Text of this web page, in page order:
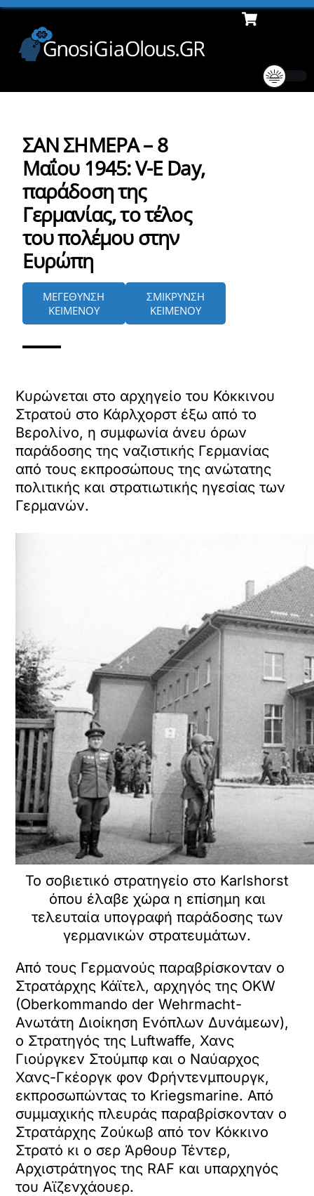
Skip
content
Cart
ΣΑΝ ΣΗΜΕΡΑ – 8
Μαΐου 1945: V-E Day,
παράδοση της
Γερμανίας, το τέλος
του πολέμου στην
Ευρώπη
ΜΕΓΕΘΥΝΣΗ
ΚΕΙΜΕΝΟΥ
ΣΜΙΚΡΥΝΣΗ
ΚΕΙΜΕΝΟΥ
Κυρώνεται στο αρχηγείο του Κόκκινου
Στρατού στο Κάρλχορστ έξω από το
Βερολίνο, η συμφωνία άνευ όρων
παράδοσης της ναζιστικής Γερμανίας
από τους εκπροσώπους της ανώτατης
πολιτικής και στρατιωτικής ηγεσίας των
Γερμανών.
To σοβιετικό στρατηγείο στο Karlshorst
όπου έλαβε χώρα η επίσημη και
τελευταία υπογραφή παράδοσης των
γερμανικών στρατευμάτων.
Από τους Γερμανούς παραβρίσκονταν ο
Στρατάρχης Κάϊτελ, αρχηγός της OKW
(Oberkommando der Wehrmacht-
Ανωτάτη Διοίκηση Ενόπλων Δυνάμεων),
ο Στρατηγός της Luftwaffe, Χανς
Γιούργκεν Στούμπφ και ο Ναύαρχος
Χανς-Γκέοργκ φον Φρήντενμπουργκ,
εκπροσωπώντας το Kriegsmarine. Από
συμμαχικής πλευράς παραβρίσκονταν ο
Στρατάρχης Ζούκωβ από τον Κόκκινο
Στρατό κι ο σερ Άρθουρ Τέντερ,
Αρχιστράτηγος της RAF και υπαρχηγός
του Αϊζενχάουερ.